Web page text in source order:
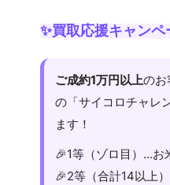
✨買取応援キャンペ
ご成約1万円以上のお
の「サイコロチャレ
ます！
🎉1等（ゾロ目）…お
🎉2等（合計14以上